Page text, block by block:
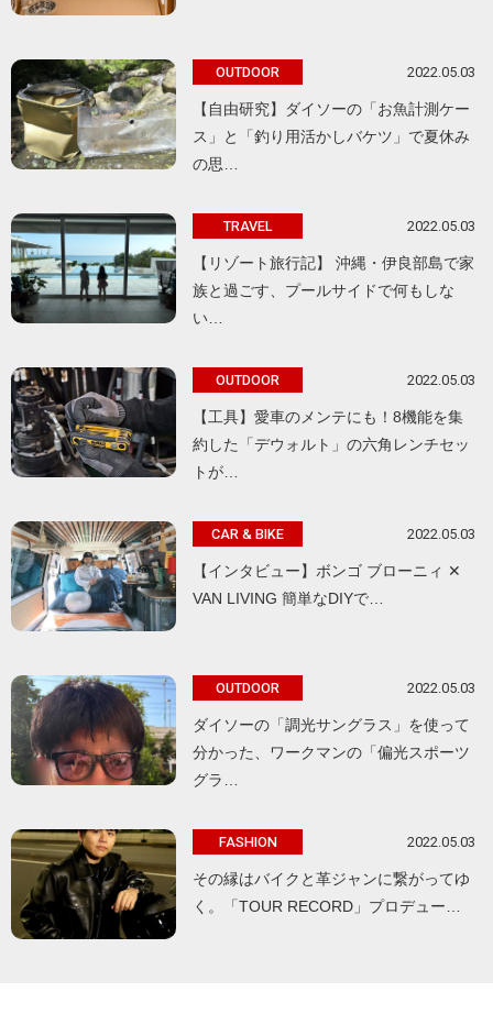
OUTDOOR 2022.05.03
【自由研究】ダイソーの「お魚計測ケー
ス」と「釣り用活かしバケツ」で夏休み
の思…
TRAVEL 2022.05.03
【リゾート旅行記】 沖縄・伊良部島で家
族と過ごす、プールサイドで何もしな
い…
OUTDOOR 2022.05.03
【工具】愛車のメンテにも！8機能を集
約した「デウォルト」の六角レンチセッ
トが…
CAR & BIKE 2022.05.03
【インタビュー】ボンゴ ブローニィ ✕
VAN LIVING 簡単なDIYで…
OUTDOOR 2022.05.03
ダイソーの「調光サングラス」を使って
分かった、ワークマンの「偏光スポーツ
グラ…
FASHION 2022.05.03
その縁はバイクと革ジャンに繋がってゆ
く。「TOUR RECORD」プロデュー…